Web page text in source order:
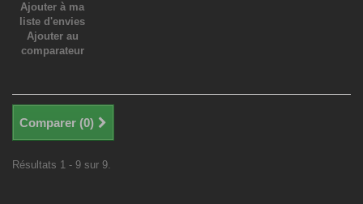
Ajouter à ma
liste d'envies
Ajouter au
comparateur
Comparer (0)
Résultats 1 - 9 sur 9.